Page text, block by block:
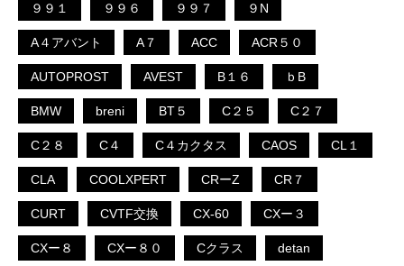
９９１ ９９６ ９９７ ９N
A４アバント A７ ACC ACR５０
AUTOPROST AVEST B１６ ｂB
BMW breni BT５ C２５ C２７
C２８ C４ C４カクタス CAOS CL１
CLA COOLXPERT CRーZ CR７
CURT CVTF交換 CX-60 CXー３
CXー８ CXー８０ Cクラス detan